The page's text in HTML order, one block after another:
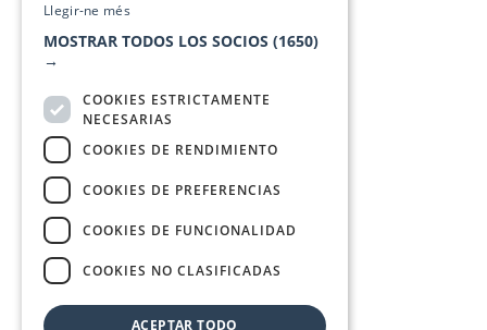
Llegir-ne més
MOSTRAR TODOS LOS SOCIOS (1650)
→
COOKIES ESTRICTAMENTE
NECESARIAS
COOKIES DE RENDIMIENTO
COOKIES DE PREFERENCIAS
COOKIES DE FUNCIONALIDAD
COOKIES NO CLASIFICADAS
ACEPTAR TODO